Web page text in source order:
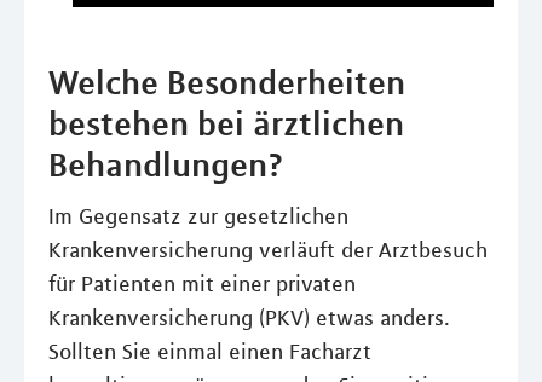
Welche Besonderheiten
bestehen bei ärztlichen
Behandlungen?
Im Gegensatz zur gesetzlichen
Krankenversicherung verläuft der Arztbesuch
für Patienten mit einer privaten
Krankenversicherung (PKV) etwas anders.
Sollten Sie einmal einen Facharzt